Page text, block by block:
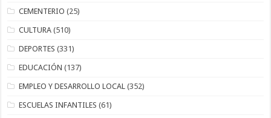
CEMENTERIO (25)
CULTURA (510)
DEPORTES (331)
EDUCACIÓN (137)
EMPLEO Y DESARROLLO LOCAL (352)
ESCUELAS INFANTILES (61)